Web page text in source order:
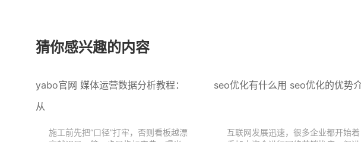
猜你感兴趣的内容
yabo官网 媒体运营数据分析教程：
从
施工前先把“口径”打牢，否则看板越漂
seo优化有什么用 seo优化的优势
互联网发展迅速，很多企业都开始着